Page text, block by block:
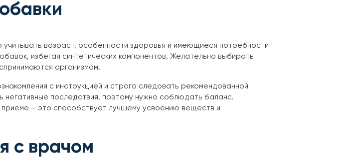
возраст, особенности здоровья и имеющиеся потребности
избегая синтетических компонентов. Желательно выбирать
организмом.
с инструкцией и строго следовать рекомендованной
негативные последствия, поэтому нужно соблюдать баланс.
– это способствует лучшему усвоению веществ и
с врачом